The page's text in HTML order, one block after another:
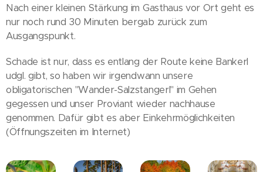
Nach einer kleinen Stärkung im Gasthaus vor Ort geht es
nur noch rund 30 Minuten bergab zurück zum
Ausgangspunkt.
Schade ist nur, dass es entlang der Route keine Bankerl
udgl. gibt, so haben wir irgendwann unsere
obligatorischen "Wander-Salzstangerl" im Gehen
gegessen und unser Proviant wieder nachhause
genommen. Dafür gibt es aber Einkehrmöglichkeiten
(Öffnungszeiten im Internet)